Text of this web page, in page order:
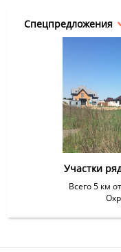
Спецпредложения
Участки
Всего 5 км